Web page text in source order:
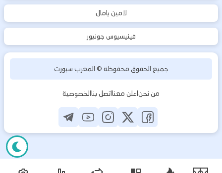
لامين يامال
فينيسيوس جونيور
جميع الحقوق محفوظة ©المغرب سبورت
من نحناعلن معنااتصل بناالخصوصية